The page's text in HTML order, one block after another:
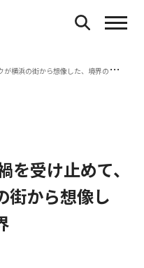
『
虹む街』 〜コロナ禍を受け止めて、タニノクロウが横浜の街から想像した、境界のにじむ世界
を受け止めて、
街から想像し